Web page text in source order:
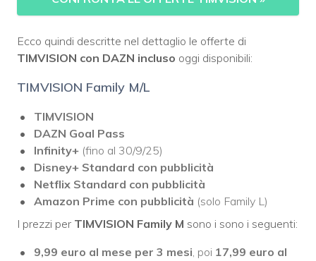
Ecco quindi descritte nel dettaglio le offerte di
TIMVISION con DAZN incluso oggi disponibili:
TIMVISION Family M/L
TIMVISION
DAZN Goal Pass
Infinity+ (fino al 30/9/25)
Disney+ Standard con pubblicità
Netflix Standard con pubblicità
Amazon Prime con pubblicità (solo Family L)
I prezzi per TIMVISION Family M sono i sono i seguenti:
9,99 euro al mese per 3 mesi, poi 17,99 euro al